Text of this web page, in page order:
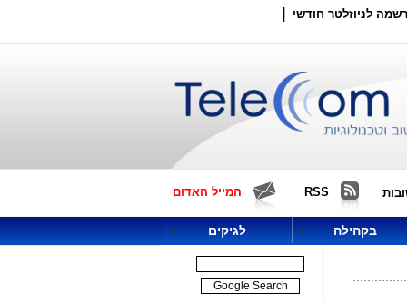
לניוזלטר חודשי
RSS המייל האדום
בקהילה לגיקים